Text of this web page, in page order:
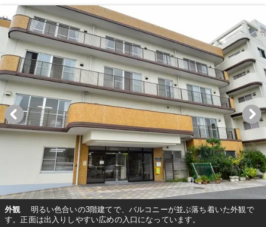
外観
明るい色合いの3階建てで、バルコニーが並ぶ落ち着いた外観で
す。正面は出入りしやすい広めの入口になっています。